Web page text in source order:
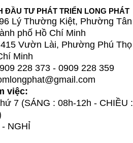
ĐẦU TƯ PHÁT TRIỂN LONG PHÁT
Lý Thường Kiệt, Phường Tân
phố Hồ Chí Minh
415 Vườn Lài, Phường Phú Thọ
Minh
228 373 - 0909 228 359
việc:
7 (SÁNG : 08h-12h - CHIỀU :
NGHỈ